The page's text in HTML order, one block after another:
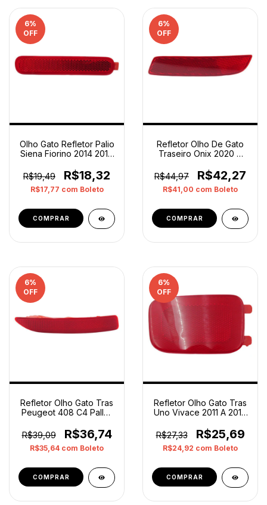
6%
OFF
Olho Gato Refletor Palio
Siena Fiorino 2014 2019
R$19,49
R$18,32
R$17,77 com Boleto
6%
OFF
Refletor Olho De Gato
Traseiro Onix 2020 A
Vermelho
R$44,97 R$42,27
R$41,00 com Boleto
6%
OFF
Refletor Olho Gato Tras
Peugeot 408 C4 Pallas
Vermelho
R$39,09 R$36,74
R$35,64 com Boleto
6%
OFF
Refletor Olho Gato Tras
Uno Vivace 2011 A 2014
Vermelho
R$27,33 R$25,69
R$24,92 com Boleto